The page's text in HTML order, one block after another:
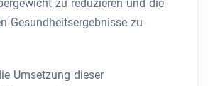
zu reduzieren und die
Gesundheitsergebnisse zu
Umsetzung dieser